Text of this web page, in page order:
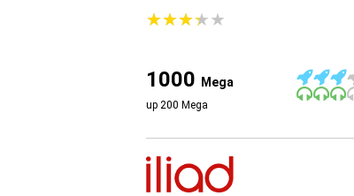
★★★★★
★★★★★
1000 Mega
up 200 Mega